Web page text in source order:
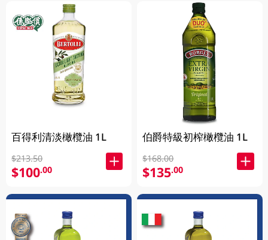
百得利清淡橄欖油 1L
$213.50
$100.00
伯爵特級初榨橄欖油 1L
$168.00
$135.00